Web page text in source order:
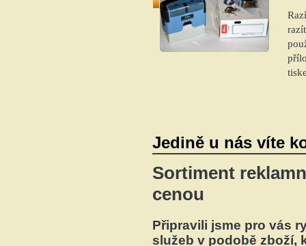
top produkt
Jedině u nás víte
Sortiment
cenou
Připravili jsme pro vás
služeb v podobě zboží,